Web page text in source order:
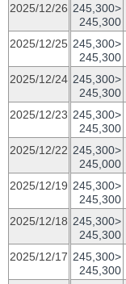
2025/12/26 245,300>
245,300
2025/12/25 245,300>
245,300
2025/12/24 245,300>
245,300
2025/12/23 245,300>
245,300
2025/12/22 245,300>
245,000
2025/12/19 245,300>
245,300
2025/12/18 245,300>
245,300
2025/12/17 245,300>
245,300